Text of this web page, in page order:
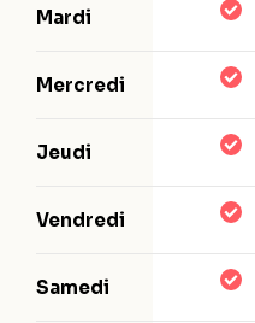
Mardi
Mercredi
Jeudi
Vendredi
Samedi